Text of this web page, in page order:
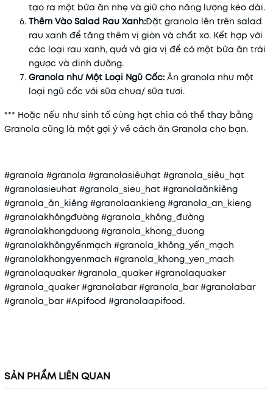
tạo ra một bữa ăn nhẹ và giữ cho năng lượng kéo dài.
Thêm Vào Salad Rau Xanh:Đặt granola lên trên salad
rau xanh để tăng thêm vị giòn và chất xơ. Kết hợp với
các loại rau xanh, quả và gia vị để có một bữa ăn trái
ngược và dinh dưỡng.
Granola như Một Loại Ngũ Cốc: Ăn granola như một
loại ngũ cốc với sữa chua/ sữa tươi.
*** Hoặc nếu như sinh tố cùng hạt chia có thể thay bằng
Granola cũng là một gợi ý về cách ăn Granola cho bạn.
#granola #granola #granolasiêuhạt #granola_siêu_hạt
#granolasieuhat #granola_sieu_hat #granolaănkiêng
#granola_ăn_kiêng #granolaankieng #granola_an_kieng
#granolakhôngđường #granola_không_đường
#granolakhongduong #granola_khong_duong
#granolakhôngyếnmạch #granola_không_yến_mạch
#granolakhongyenmach #granola_khong_yen_mach
#granolaquaker #granola_quaker #granolaquaker
#granola_quaker #granolabar #granola_bar #granolabar
#granola_bar #Apifood #granolaapifood.
SẢN PHẨM LIÊN QUAN